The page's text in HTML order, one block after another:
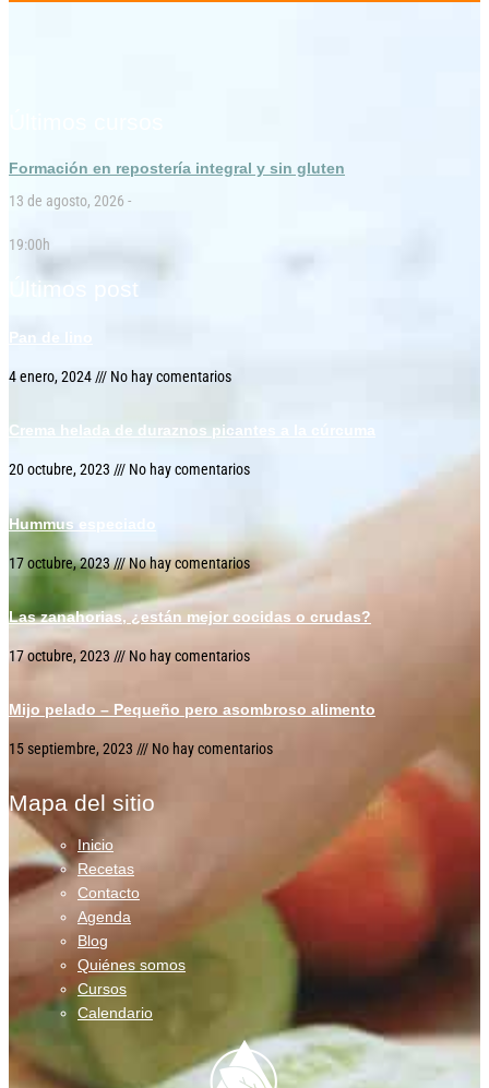
Formación en repostería integral y sin gluten
13 de agosto, 2026 -
19:00h
Últimos post
Pan de lino
4 enero, 2024 No hay comentarios
Crema helada de duraznos picantes a la cúrcuma
20 octubre, 2023 No hay comentarios
Hummus especiado
17 octubre, 2023 No hay comentarios
Las zanahorias, ¿están mejor cocidas o crudas?
17 octubre, 2023 No hay comentarios
Mijo pelado – Pequeño pero asombroso alimento
15 septiembre, 2023 No hay comentarios
Mapa del sitio
Inicio
Recetas
Contacto
Agenda
Blog
Quiénes somos
Cursos
Calendario